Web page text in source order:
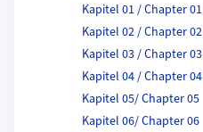
Kapitel 01 / Chapter 01
Kapitel 02 / Chapter 02
Kapitel 03 / Chapter 03
Kapitel 04 / Chapter 04
Kapitel 05/ Chapter 05
Kapitel 06/ Chapter 06